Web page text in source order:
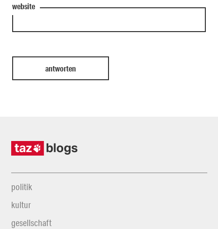
website
politik
kultur
gesellschaft